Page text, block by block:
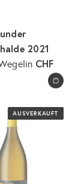
In den Warenkorb legen
2021
CHF
AUSVERKAUFT